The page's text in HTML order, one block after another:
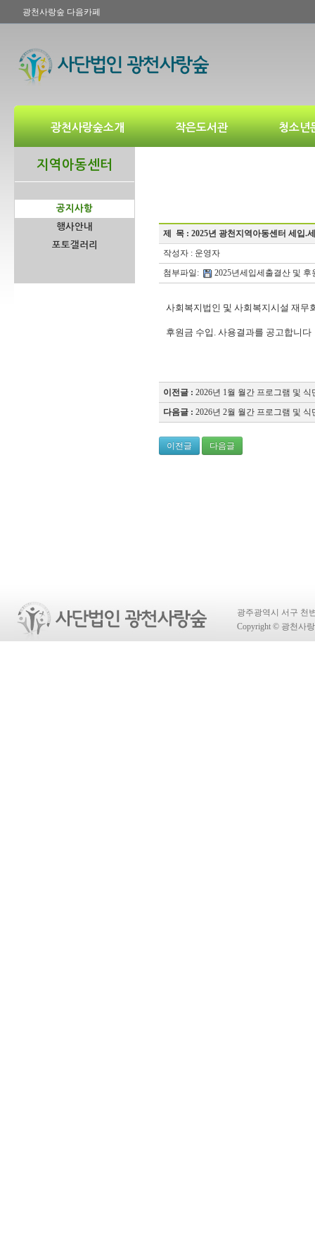
광천사랑숲 다음카페
광천사랑숲소개 작은도서관 청소년
지역아동센터
공지사항
행사안내
포토갤러리
제 목 : 2025년 광천지역아동센터 세입.
작성자 : 운영자
첨부파일:
2025년세입세출결산 및
사회복지법인 및 사회복지시설 재무
후원금 수입. 사용결과를 공고합니다
이전글 : 2026년 1월 월간 프로그램 및 식
다음글 : 2026년 2월 월간 프로그램 및 식
이전글 다음글
광주광역시 서구 천
Copyright © 광천사